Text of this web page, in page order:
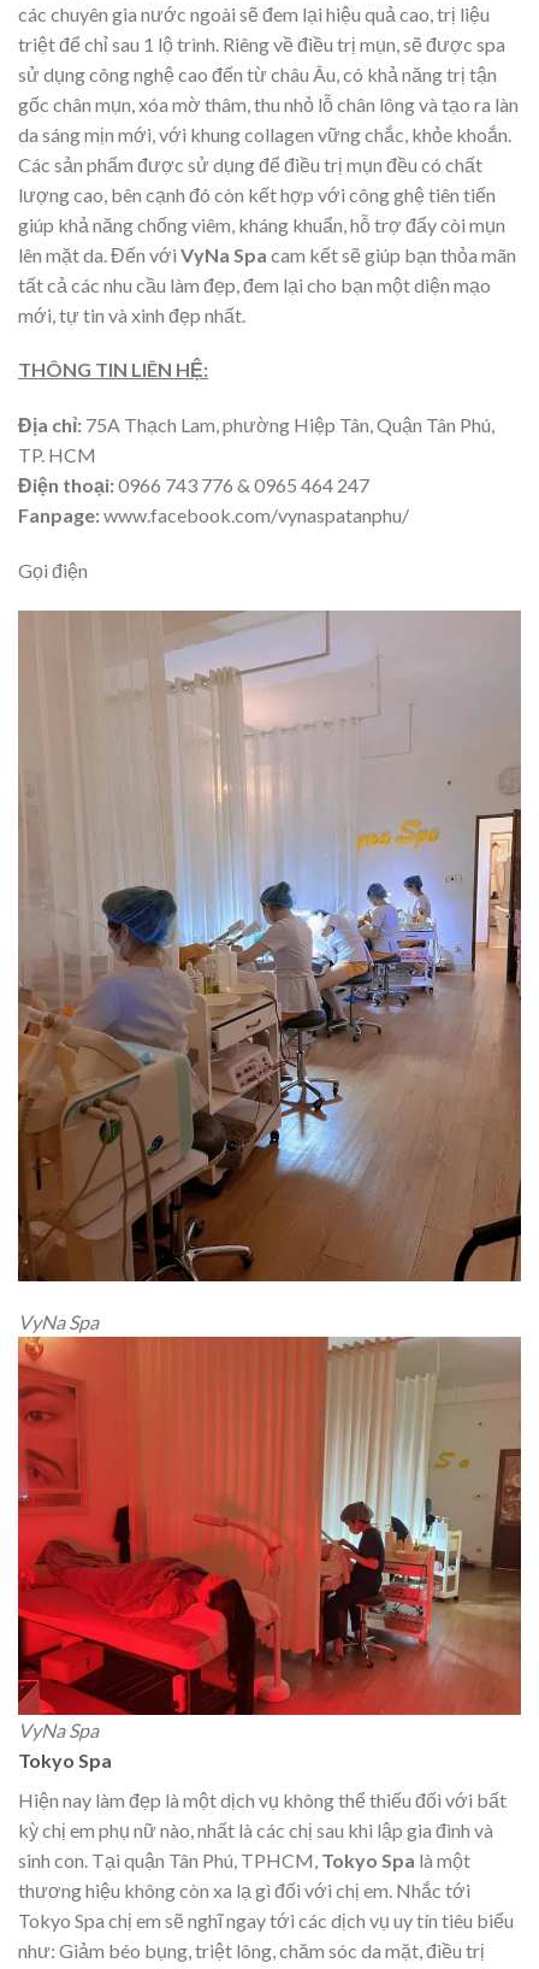
các chuyên gia nước ngoài sẽ đem lại hiệu quả cao, trị liệu
triệt để chỉ sau 1 lộ trình. Riêng về điều trị mụn, sẽ được spa
sử dụng công nghệ cao đến từ châu Âu, có khả năng trị tận
gốc chân mụn, xóa mờ thâm, thu nhỏ lỗ chân lông và tạo ra làn
da sáng mịn mới, với khung collagen vững chắc, khỏe khoắn.
Các sản phẩm được sử dụng để điều trị mụn đều có chất
lượng cao, bên cạnh đó còn kết hợp với công ghệ tiên tiến
giúp khả năng chống viêm, kháng khuẩn, hỗ trợ đẩy còi mụn
lên mặt da. Đến với VyNa Spa cam kết sẽ giúp bạn thỏa mãn
tất cả các nhu cầu làm đẹp, đem lại cho bạn một diện mạo
mới, tự tin và xinh đẹp nhất.
THÔNG TIN LIÊN HỆ:
Địa chỉ: 75A Thạch Lam, phường Hiệp Tân, Quận Tân Phú,
TP. HCM
Điện thoại:0966 743 776 & 0965 464 247
Fanpage:www.facebook.com/vynaspatanphu/
Gọi điện
VyNa Spa
VyNa Spa
Tokyo Spa
Hiện nay làm đẹp là một dịch vụ không thể thiếu đối với bất
kỳ chị em phụ nữ nào, nhất là các chị sau khi lập gia đình và
sinh con. Tại quận Tân Phú, TPHCM, Tokyo Spa là một
thương hiệu không còn xa lạ gì đối với chị em. Nhắc tới
Tokyo Spa chị em sẽ nghĩ ngay tới các dịch vụ uy tín tiêu biểu
như: Giảm béo bụng, triệt lông, chăm sóc da mặt, điều trị